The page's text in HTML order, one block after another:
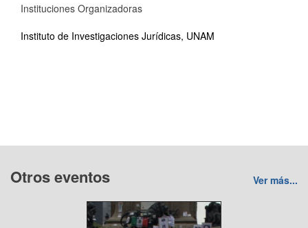
Instituciones Organizadoras
Instituto de Investigaciones Jurídicas, UNAM
Otros eventos Ver más...